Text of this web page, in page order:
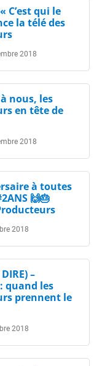
C’est qui le
la télé des
2018
nous, les
en tête de
2018
à toutes
🙌🎂
2018
–
quand les
prennent le
2018